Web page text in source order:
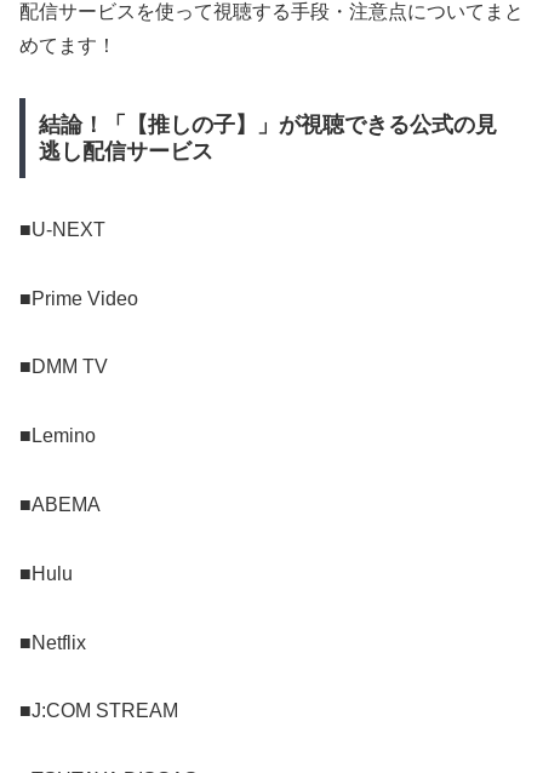
配信サービスを使って視聴する手段・注意点についてまと
めてます！
結論！「【推しの子】」が視聴できる公式の見
逃し配信サービス
■U-NEXT
■Prime Video
■DMM TV
■Lemino
■ABEMA
■Hulu
■Netflix
■J:COM STREAM